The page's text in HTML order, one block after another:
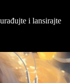
i lansirajte